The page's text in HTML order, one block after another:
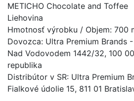
METICHO Chocolate and Toffee
Liehovina
Hmotnosť výrobku / Objem: 700
Dovozca: Ultra Premium Brands
Nad Vodovodem 1442/32, 100
republika
Distribútor v SR: Ultra Premium
Fialkové údolie 15, 811 01